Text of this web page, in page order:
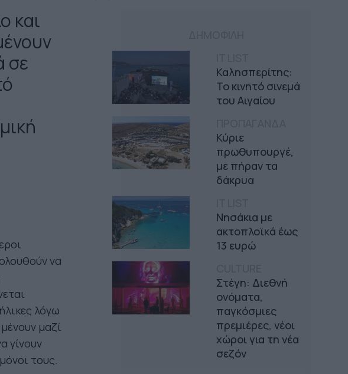
Καλησπερίτης:
Το κινητό σινεμά
του Αιγαίου
Κύριε
πρωθυπουργέ,
με πήραν τα
δάκρυα
Νησάκια με
ακτοπλοϊκά έως
13 ευρώ
Στέγη: Διεθνή
ονόματα,
παγκόσμιες
πρεμιέρες, νέοι
χώροι για τη νέα
σεζόν
και
σε
να
λόγω
μαζί
γίνουν
τους.